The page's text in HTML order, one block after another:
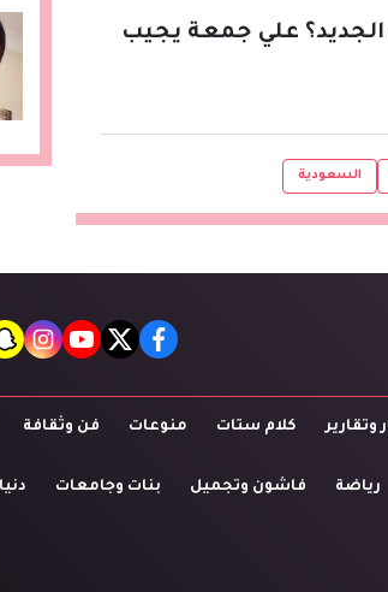
الجديد؟ علي جمعة يجيب
السعودية
facebook
twitter
youtube
وتقارير كلام ستات منوعات فن وثقافة
رياضة فاشون وتجميل بنات وجامعات